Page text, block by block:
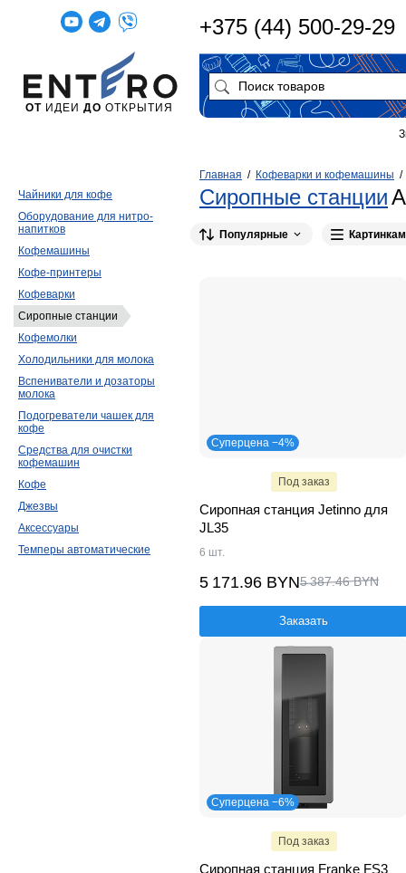
Главная / Кофеварки и кофемашины
Сиропные станции
Популярные
Суперцена −4%
Под заказ
Сиропная станция Jetinno для
JL35
6 шт.
5 171.96 BYN5 387.46 BYN
Заказать
Суперцена −6%
Под заказ
Сиропная станция Franke FS3
Чайники для кофе
Оборудование для нитро-
напитков
Кофемашины
Кофе-принтеры
Кофеварки
Сиропные станции
Кофемолки
Холодильники для молока
Вспениватели и дозаторы
молока
Подогреватели чашек для
кофе
Средства для очистки
кофемашин
Кофе
Джезвы
Аксессуары
Темперы автоматические
ОТ ИДЕИ ДО ОТКРЫТИЯ
+375 (44) 500-29-29